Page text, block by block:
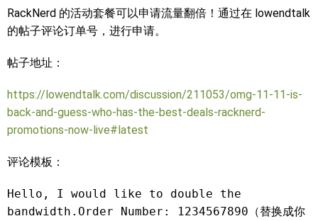
RackNerd 的活动套餐可以申请流量翻倍！通过在 lowendtalk
的帖子评论订单号，进行申请。
帖子地址：
https://lowendtalk.com/discussion/211053/omg-11-11-is-
back-and-guess-who-has-the-best-deals-racknerd-
promotions-now-live#latest
评论模板：
Hello, I would like to double the
bandwidth.Order Number: 1234567890（替换成你